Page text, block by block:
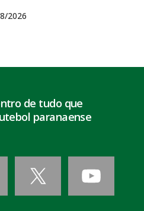
2026
de tudo que
paranaense